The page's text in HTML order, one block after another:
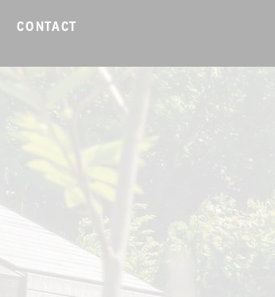
CONTACT